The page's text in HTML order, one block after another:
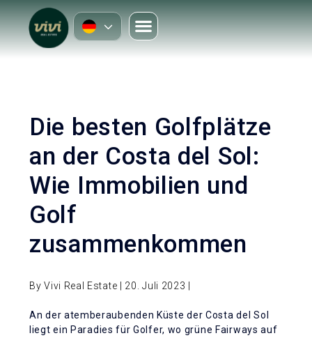
Die besten Golfplätze
an der Costa del Sol:
Wie Immobilien und
Golf
zusammenkommen
By Vivi Real Estate | 20. Juli 2023 |
An der atemberaubenden Küste der Costa del Sol
liegt ein Paradies für Golfer, wo grüne Fairways auf